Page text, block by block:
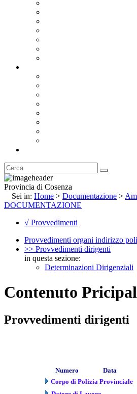
Provincia di Cosenza
Sei in: Home > Documentazione >
DOCUMENTAZIONE
√ Provvedimenti
Provvedimenti organi indirizzo
>> Provvedimenti dirigenti
in questa sezione:
Determinazioni Dirigenziali
Contenuto
Provvedimenti dirigenti
Numero Data
Corpo di Polizia Provinciale